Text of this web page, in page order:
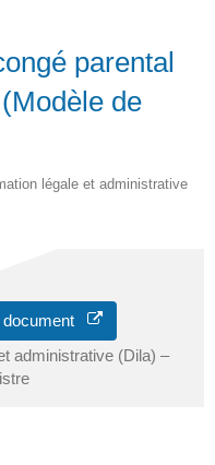
parental
de
légale et administrative
document
administrative (Dila) –